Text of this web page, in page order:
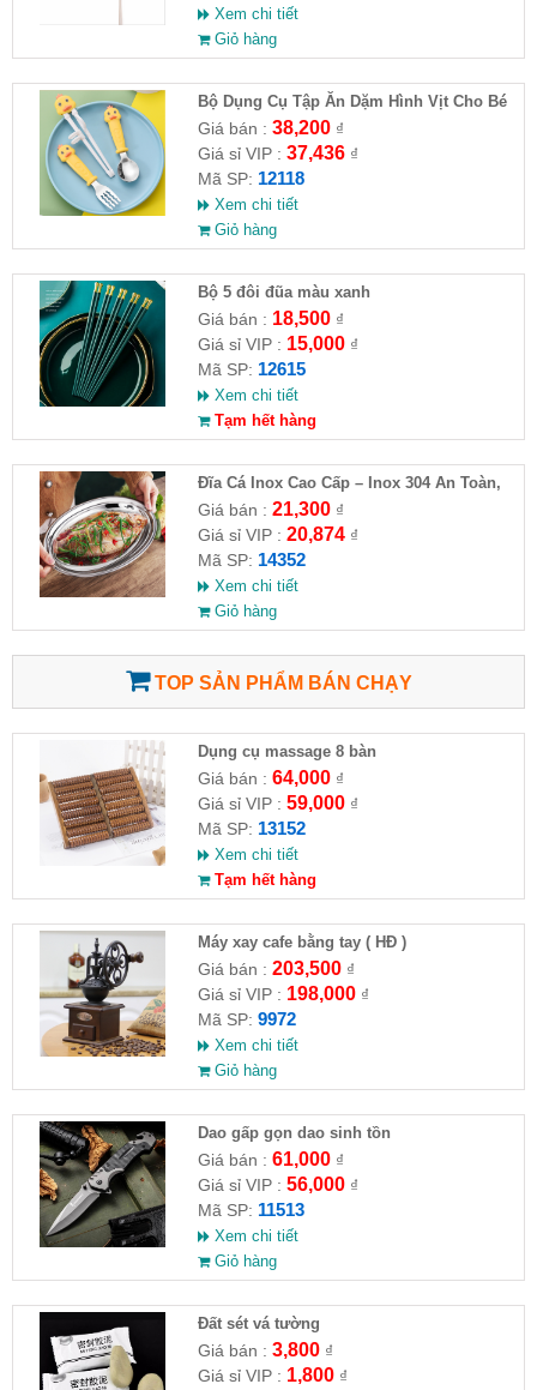
Xem chi tiết
Giỏ hàng
Bộ Dụng Cụ Tập Ăn Dặm Hình Vịt Cho Bé
Giá bán : 38,200₫
Giá sỉ VIP : 37,436₫
Mã SP: 12118
Xem chi tiết
Giỏ hàng
Bộ 5 đôi đũa màu xanh
Giá bán : 18,500₫
Giá sỉ VIP : 15,000₫
Mã SP: 12615
Xem chi tiết
Tạm hết hàng
Đĩa Cá Inox Cao Cấp – Inox 304 An Toàn,
Sang Trọng
Giá bán : 21,300₫
Giá sỉ VIP : 20,874₫
Mã SP: 14352
Xem chi tiết
Giỏ hàng
TOP SẢN PHẨM BÁN CHẠY
Dụng cụ massage 8 bàn
Giá bán : 64,000₫
Giá sỉ VIP : 59,000₫
Mã SP: 13152
Xem chi tiết
Tạm hết hàng
Máy xay cafe bằng tay ( HĐ )
Giá bán : 203,500₫
Giá sỉ VIP : 198,000₫
Mã SP: 9972
Xem chi tiết
Giỏ hàng
Dao gấp gọn dao sinh tồn
Giá bán : 61,000₫
Giá sỉ VIP : 56,000₫
Mã SP: 11513
Xem chi tiết
Giỏ hàng
Đất sét vá tường
Giá bán : 3,800₫
Giá sỉ VIP : 1,800₫